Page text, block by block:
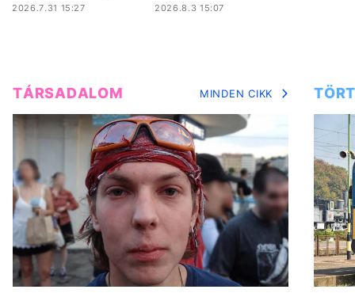
2026.7.31 15:27 2026.8.3 15:07
TÁRSADALOM MINDEN CIKK